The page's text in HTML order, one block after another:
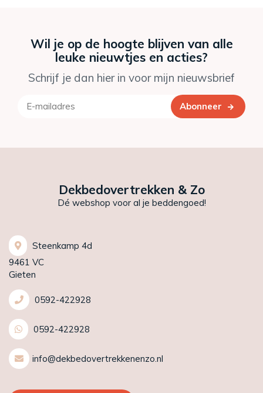
Wil je op de hoogte blijven van alle
leuke nieuwtjes en acties?
Schrijf je dan hier in voor mijn nieuwsbrief
Abonneer
Dekbedovertrekken & Zo
Dé webshop voor al je beddengoed!
Steenkamp 4d
9461 VC
Gieten
0592-422928
0592-422928
info@dekbedovertrekkenenzo.nl